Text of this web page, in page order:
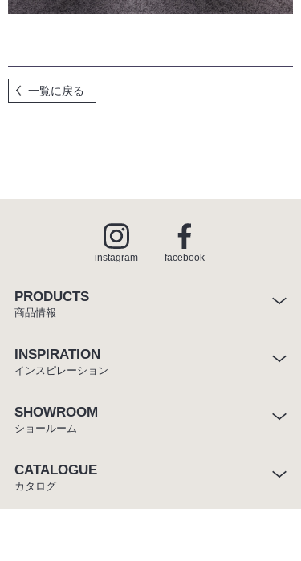
一覧に戻る
instagram facebook
PRODUCTS
商品情報
INSPIRATION
インスピレーション
SHOWROOM
ショールーム
CATALOGUE
カタログ